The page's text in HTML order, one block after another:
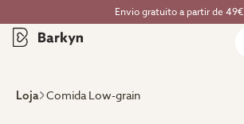
Envio gratuito a partir de 49€
Loja Comida Low-grain